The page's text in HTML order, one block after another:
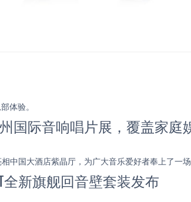
体验。
国际音响唱片展，覆盖家庭
国大酒店紫晶厅，为广大音乐爱好者奉上了一
全新旗舰回音壁套装发布